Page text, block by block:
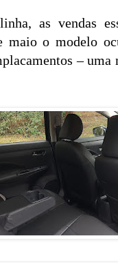
as vendas
maio o modelo
–